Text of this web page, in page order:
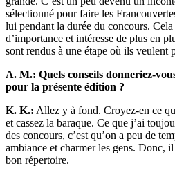
sélectionné pour faire les
lui pendant la durée du concours.
d’importance et intéresse de plus en
sont rendus à une étape où ils veulent
A. M.: Quels conseils donneriez-
pour la présente édition ?
K. K.: Allez y à fond. Croyez-en ce
et cassez la baraque. Ce que j’ai
des concours, c’est qu’on a peu de
ambiance et charmer les gens. Donc,
bon répertoire.